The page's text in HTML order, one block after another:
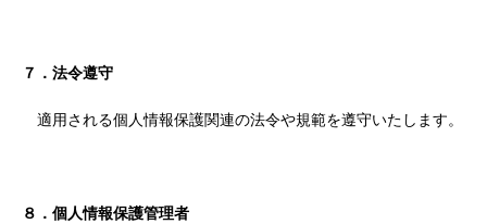
７．法令遵守
適用される個人情報保護関連の法令や規範を遵守いたします。
８．個人情報保護管理者